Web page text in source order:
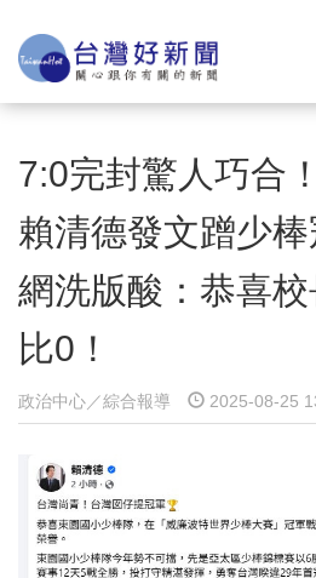
7:0完封驚人巧合
賴清德發文蹭少
網洗版酸：恭喜
比0！
政治中心／綜合報導 2025-08-25